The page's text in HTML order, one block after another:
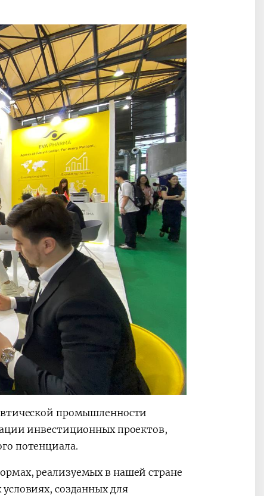
промышленности
инвестиционных проектов,
потенциала.
реализуемых в нашей стране
созданных для